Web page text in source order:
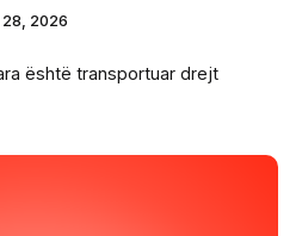
28, 2026
është transportuar drejt